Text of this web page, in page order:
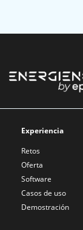
Experiencia
Retos
Oferta
Software
Casos de uso
Demostración